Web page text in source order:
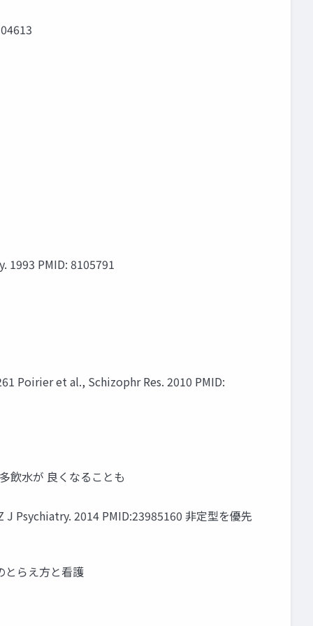
1993 PMID: 8105791
Poirier et al., Schizophr Res. 2010 PMID:
飲水が 良くなることも
Psychiatry. 2014 PMID:23985160 非定型を優先
らえ方と看護